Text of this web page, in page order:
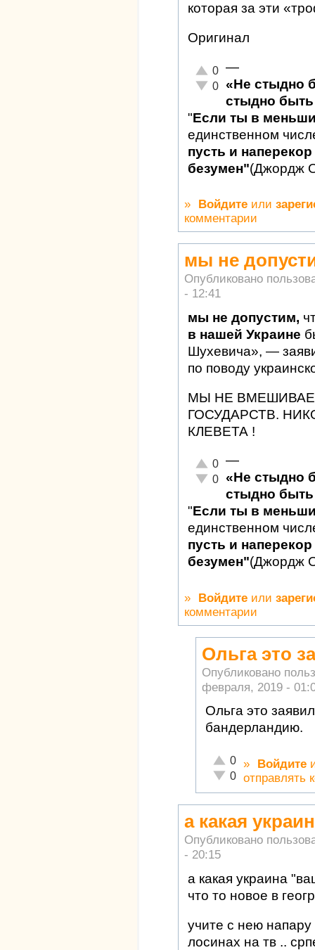
которая за эти
Оригинал
Отлично!
0
Неадекватно!
0
—
«Не стыдно
стыдно быть
"Если ты в
единственном
пусть и
безумен"(Джордж
» Войдите или
комментарии
мы не
Опубликовано
- 12:41
мы не допустим,
в нашей Украине
Шухевича», —
по поводу
МЫ НЕ
ГОСУДАРСТВ.
КЛЕВЕТА !
Отлично!
0
Неадекватно!
0
—
«Не стыдно
стыдно быть
"Если ты в
единственном
пусть и
безумен"(Джордж
» Войдите или
комментарии
Ольга это
Опубликовано
февраля, 2019 -
Ольга это
бандерландию.
Отлично!
0
Неадекватно!
0
» Войдите
отправлять
а какая
Опубликовано
- 20:15
а какая украина
что то новое в
учите с нею
лосинах на тв ..